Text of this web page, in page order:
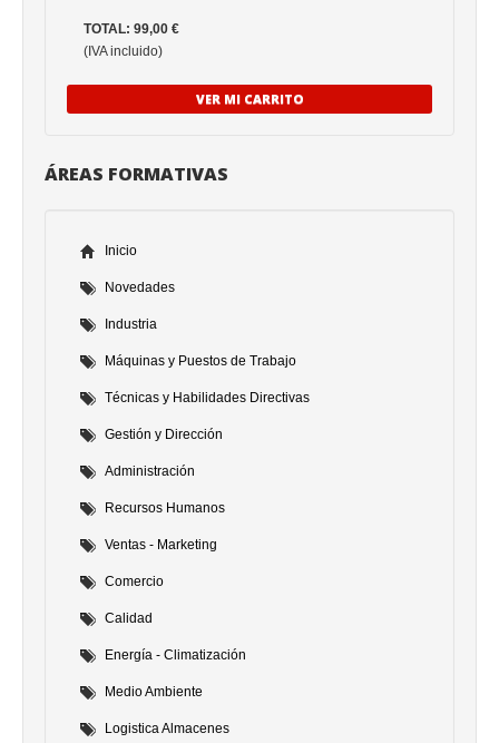
TOTAL: 99,00 €
(IVA incluido)
VER MI CARRITO
ÁREAS FORMATIVAS
Inicio
Novedades
Industria
Máquinas y Puestos de Trabajo
Técnicas y Habilidades Directivas
Gestión y Dirección
Administración
Recursos Humanos
Ventas - Marketing
Comercio
Calidad
Energía - Climatización
Medio Ambiente
Logistica Almacenes